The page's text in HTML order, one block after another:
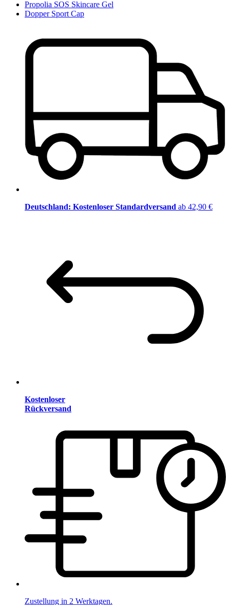
Propolia SOS Skincare Gel
Dopper Sport Cap
Deutschland: Kostenloser Standardversand ab 42,90 €
Kostenloser
Rückversand
Zustellung in 2 Werktagen.